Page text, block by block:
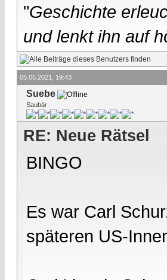
"Geschichte
und lenkt ihn auf
05.05.2021, 19:43
Suebe
Saubär
RE: Neue Rätsel
BINGO
Es war Carl
späteren US-